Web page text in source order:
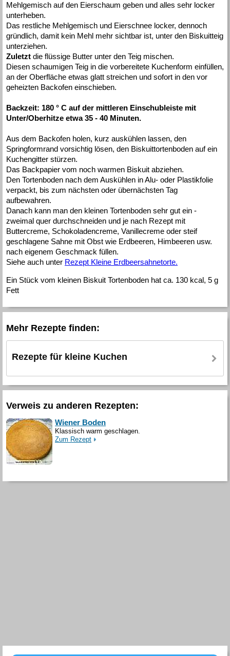
Mehlgemisch auf den Eierschaum geben und alles sehr locker
unterheben.
Das restliche Mehlgemisch und Eierschnee locker, dennoch
gründlich, damit kein Mehl mehr sichtbar ist, unter den Biskuitteig
unterziehen.
Zuletzt die flüssige Butter unter den Teig mischen.
Diesen schaumigen Teig in die vorbereitete Kuchenform einfüllen,
an der Oberfläche etwas glatt streichen und sofort in den vor
geheizten Backofen einschieben.
Backzeit: 180 ° C auf der mittleren Einschubleiste mit
Unter/Oberhitze etwa 35 - 40 Minuten.
Aus dem Backofen holen, kurz auskühlen lassen, den
Springformrand vorsichtig lösen, den Biskuittortenboden auf ein
Kuchengitter stürzen.
Das Backpapier vom noch warmen Biskuit abziehen.
Den Tortenboden nach dem Auskühlen in Alu- oder Plastikfolie
verpackt, bis zum nächsten oder übernächsten Tag
aufbewahren.
Danach kann man den kleinen Tortenboden sehr gut ein -
zweimal quer durchschneiden und je nach Rezept mit
Buttercreme, Schokoladencreme, Vanillecreme oder steif
geschlagene Sahne mit Obst wie Erdbeeren, Himbeeren usw.
nach eigenem Geschmack füllen.
Siehe auch unter Rezept Kleine Erdbeersahnetorte.
Ein Stück vom kleinen Biskuit Tortenboden hat ca. 130 kcal, 5 g
Fett
Mehr Rezepte finden:
Rezepte für kleine Kuchen
Verweis zu anderen Rezepten:
Wiener Boden
Klassisch warm geschlagen.
Zum Rezept